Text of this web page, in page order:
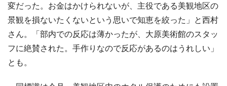
変だった。お金はかけられないが、主役である美観地区の
景観を損ないたくないという思いで知恵を絞った」と西村
さん。「部内での反応は薄かったが、大原美術館のスタッ
フに絶賛された。手作りなので反応があるのはうれしい」
とも。